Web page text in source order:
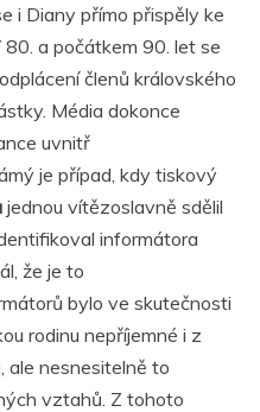
i Diany přímo přispěly ke
a počátkem 90. let se
členů královského
Média dokonce
uvnitř
je případ, kdy tiskový
jednou vítězoslavně sdělil
informátora
že je to
bylo ve skutečnosti
rodinu nepříjemné i z
ale nesnesitelně to
vztahů. Z tohoto